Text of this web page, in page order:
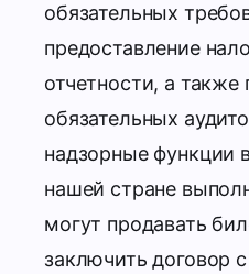
обязательных
предоставление
отчетности, а также
обязательных
надзорные функции
нашей стране
могут продавать
заключить договор